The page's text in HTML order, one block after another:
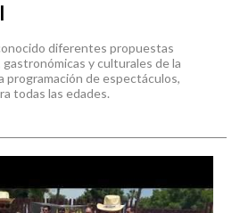
diferentes propuestas
y culturales de la
programación de espectáculos,
todas las edades.